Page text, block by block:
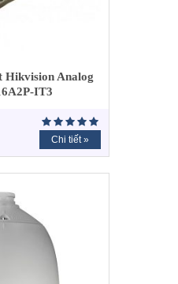
Hikvision Analog
IT3
Chi tiết »